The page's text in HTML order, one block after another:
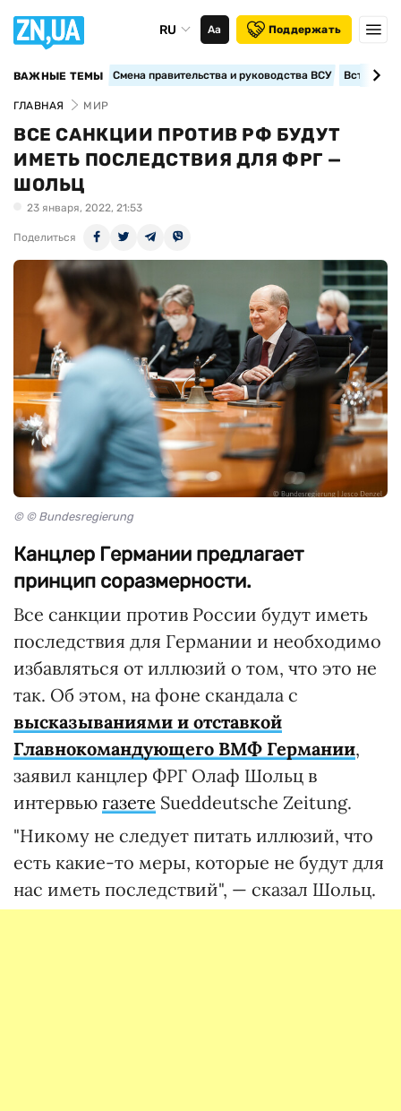
RU Аа Поддержать
ВАЖНЫЕ ТЕМЫ Смена правительства и руководства ВСУ
ГЛАВНАЯ МИР
ВСЕ САНКЦИИ ПРОТИВ РФ БУДУТ
ИМЕТЬ ПОСЛЕДСТВИЯ ДЛЯ ФРГ —
ШОЛЬЦ
23 января, 2022, 21:53
Поделиться
© © Bundesregierung
Канцлер Германии предлагает
принцип соразмерности.
Все санкции против России будут иметь
последствия для Германии и необходимо
избавляться от иллюзий о том, что это не
так. Об этом, на фоне скандала с
высказываниями и отставкой
Главнокомандующего ВМФ Германии,
заявил канцлер ФРГ Олаф Шольц в
интервью газете Sueddeutsche Zeitung.
"Никому не следует питать иллюзий, что
есть какие-то меры, которые не будут для
нас иметь последствий", — сказал Шольц.